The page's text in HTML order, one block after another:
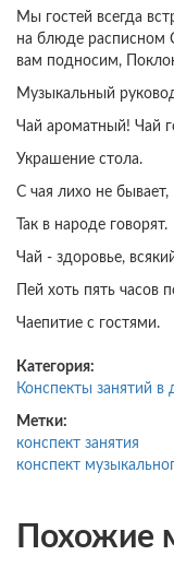
Мы гостей всегда
на блюде
вам подносим,
Музыкальный
Чай ароматный! Чай
Украшение стола.
С чая лихо не бывает,
Так в народе говорят.
Чай - здоровье,
Пей хоть пять часов
Чаепитие с гостями.
Категория:
Конспекты занятий в
Метки:
конспект занятия
конспект
Похожие